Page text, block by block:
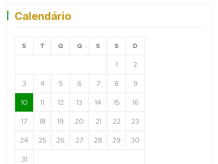
Calendário
S T Q Q S S D
1 2
3 4 5 6 7 8 9
10 11 12 13 14 15 16
17 18 19 20 21 22 23
24 25 26 27 28 29 30
31